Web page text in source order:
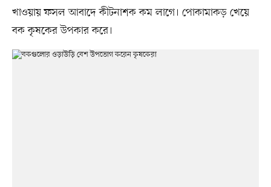
খাওয়ায় ফসল আবাদে কীটনাশক কম লাগে। পোকামাকড় খেয়ে
বক কৃষকের উপকার করে।